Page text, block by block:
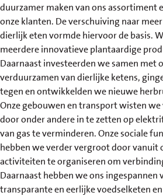
duurzamer maken van ons assortiment
onze klanten. De verschuiving naar
dierlijk eten vormde hiervoor de basis.
meerdere innovatieve plantaardige
Daarnaast investeerden we samen met
verduurzamen van dierlijke ketens,
tegen en ontwikkelden we nieuwe
Onze gebouwen en transport wisten
door onder andere in te zetten op
van gas te verminderen. Onze sociale
hebben we verder vergroot door vanuit
activiteiten te organiseren om
Daarnaast hebben we ons ingespannen
transparante en eerlijke voedselketen